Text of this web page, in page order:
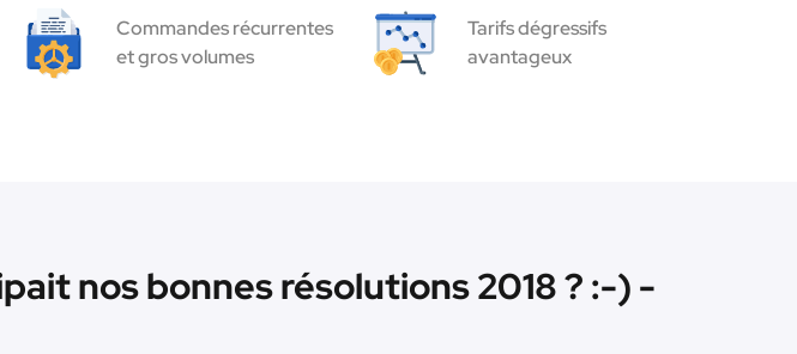
Commandes récurrentes
et gros volumes
Tarifs dégressifs
avantageux
nos bonnes résolutions 2018 ? :-) -